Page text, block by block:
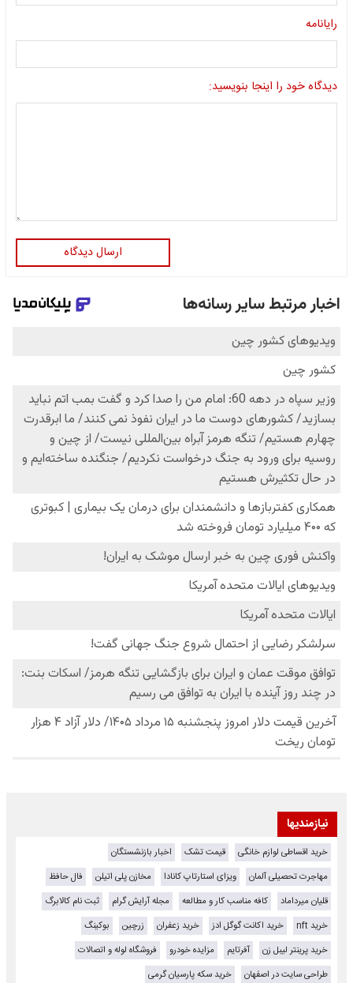
رایانامه
دیدگاه خود را اینجا بنویسید:
ارسال دیدگاه
نیازمندیها
خرید اقساطی لوازم خانگی قیمت تشک
اخبار بازنشستگان
مهاجرت تحصیلی آلمان
ویزای استارتاپ کانادا مخازن پلی اتیلن
فال حافظ
قلیان میرداماد
کافه مناسب کار و مطالعه مجله آرایش گرام
ثبت نام کالابرگ
خرید nft
خرید اکانت گوگل ادز خرید زعفران زرچین
بوکینگ
خرید پرینتر لیبل زن
آفرتایم مزایده خودرو
فروشگاه لوله و اتصالات
طراحی سایت در اصفهان
خرید سکه پارسیان گرمی